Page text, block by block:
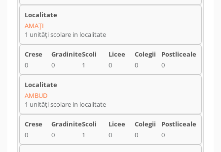
AMAŢI
1 unități scolare in localitate
0 0 1 0 0 0
AMBUD
1 unități scolare in localitate
0 0 1 0 0 0